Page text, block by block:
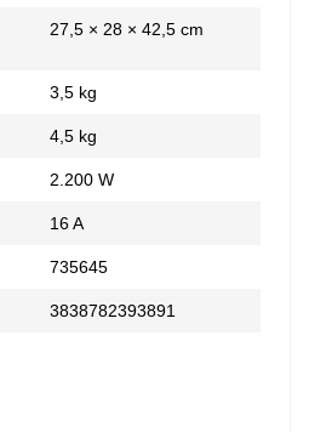
27,5 × 28 × 42,5 cm
3,5 kg
4,5 kg
2.200 W
16 A
735645
3838782393891